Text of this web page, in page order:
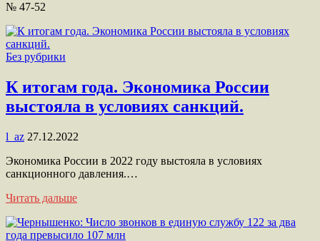
№ 47-52
Без рубрики
К итогам года. Экономика России
выстояла в условиях санкций.
l_az 27.12.2022
Экономика России в 2022 году выстояла в условиях
санкционного давления.…
Читать дальше